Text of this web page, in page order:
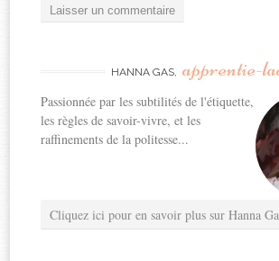
HANNA GAS, apprentie-
Passionnée par les subtilités de l'étiquette,
les règles de savoir-vivre, et les
raffinements de la politesse...
Cliquez ici pour en savoir plus sur Hanna